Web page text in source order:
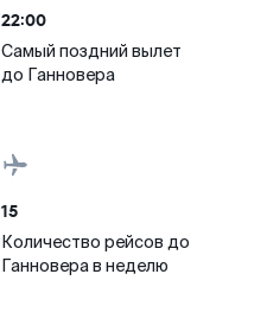
22:00
Самый поздний вылет
до Ганновера
15
Количество рейсов до
Ганновера в неделю